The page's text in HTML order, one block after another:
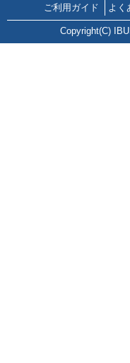
ご利用ガイド
よく
Copyright(C)